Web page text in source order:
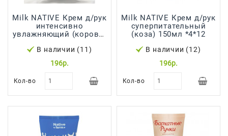
Стирки
Средства
От
Вредителей
Обувью
Хозтовары
Milk NATIVE Крем д/рук
интенсивно
увлажняющий (корова)
В наличии (11)
196р.
Кол-во
Milk NATIVE Крем д/рук
суперпитательный
(коза) 150мл *4*12
В наличии (12)
196р.
Кол-во